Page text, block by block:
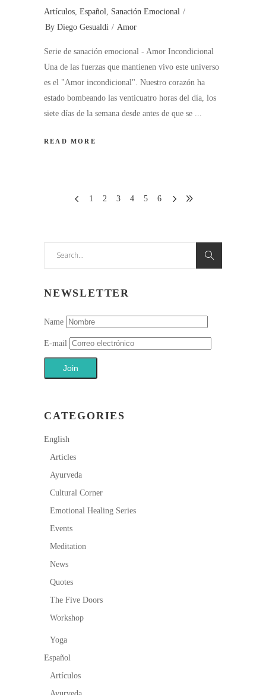
Artículos Español
Sanación Emocional
By Diego Gesualdi Amor
Serie de sanación emocional - Amor Incondicional
Una de las fuerzas que mantienen vivo este universo
es el "Amor incondicional". Nuestro corazón ha
estado bombeando las venticuatro horas del día, los
siete días de la semana desde antes de que se
READ MORE
1 2 3 4 5 6
NEWSLETTER
Name
E-mail
CATEGORIES
English
Articles
Ayurveda
Cultural Corner
Emotional Healing Series
Events
Meditation
News
Quotes
The Five Doors
Workshop
Yoga
Español
Artículos